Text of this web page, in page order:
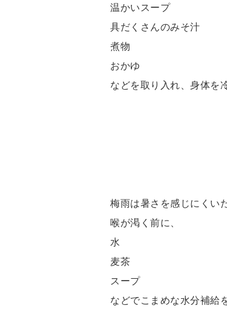
温かいスープ
具だくさんのみそ汁
煮物
おかゆ
などを取り入れ、身体を
梅雨は暑さを感じにくい
喉が渇く前に、
水
麦茶
スープ
などでこまめな水分補給